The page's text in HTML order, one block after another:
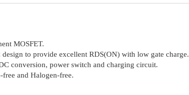
MOSFET.
to provide excellent RDS(ON) with low gate charge.
conversion, power switch and charging circuit.
and Halogen-free.